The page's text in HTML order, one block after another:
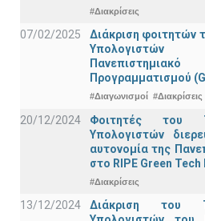
#Διακρίσεις
07/02/2025
Διάκριση φοιτητών
Υπολογιστών
Προγραμματισμού
#Διαγωνισμοί #Διακρίσεις
20/12/2024
Φοιτητές του
Υπολογιστών
αυτονομία της
στο RIPE Green
#Διακρίσεις
13/12/2024
Διάκριση του